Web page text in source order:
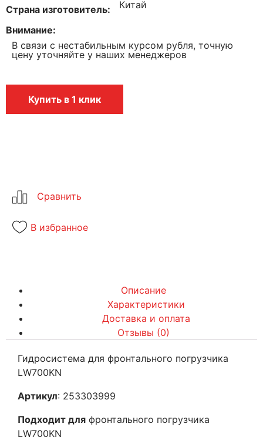
Страна изготовитель Китай
Внимание
В связи с нестабильным курсом рубля, точную
цену уточняйте у наших менеджеров
Купить в 1 клик
В избранное
Описание
Характеристики
Доставка и оплата
Отзывы (0)
Гидросистема для фронтального погрузчика
LW700KN
Артикул: 253303999
Подходит для фронтального погрузчика
LW700KN